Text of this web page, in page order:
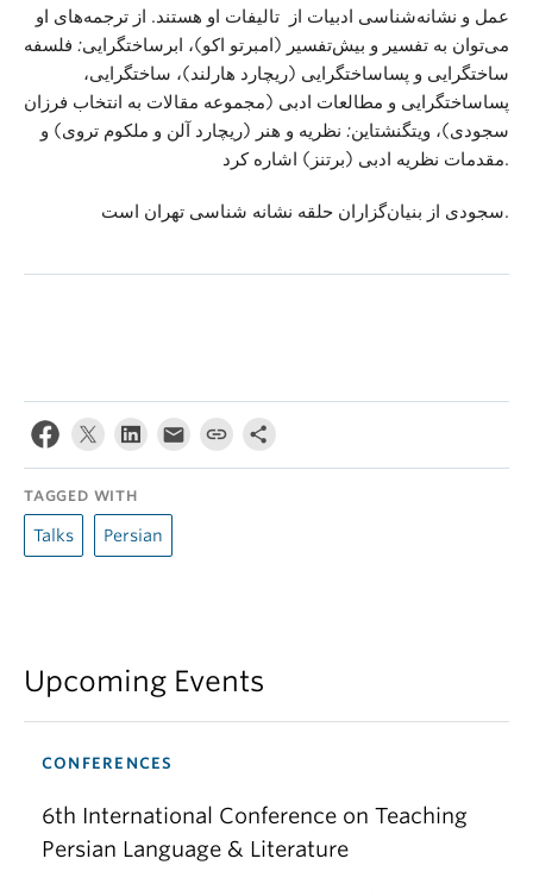
عمل و نشانه‌شناسی ادبیات از تالیفات او هستند. از ترجمه‌های او
می‌توان به تفسیر و بیش‌تفسیر (امبرتو اکو)، ابرساختگرایی: فلسفه
ساختگرایی و پساساختگرایی (ریچارد هارلند)، ساختگرایی،
پساساختگرایی و مطالعات ادبی (مجموعه مقالات به انتخاب فرزان
سجودی)، ویتگنشتاین: نظریه و هنر (ریچارد آلن و ملکوم تروی) و
مقدمات نظریه ادبی (برتنز) اشاره کرد.
سجودی از بنیان‌گزاران حلقه نشانه شناسی تهران است.
TAGGED WITH
Talks Persian
Upcoming Events
CONFERENCES
6th International Conference on Teaching
Persian Language & Literature